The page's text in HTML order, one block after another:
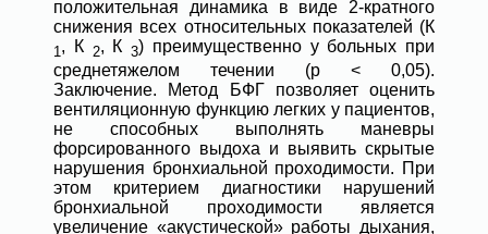
положительная динамика в виде 2-кратного
снижения всех относительных показателей (К
1, К 2, К 3) преимущественно у больных при
среднетяжелом течении (p < 0,05).
Заключение. Метод БФГ позволяет оценить
вентиляционную функцию легких у пациентов,
не способных выполнять маневры
форсированного выдоха и выявить скрытые
нарушения бронхиальной проходимости. При
этом критерием диагностики нарушений
бронхиальной проходимости является
увеличение «акустической» работы дыхания,